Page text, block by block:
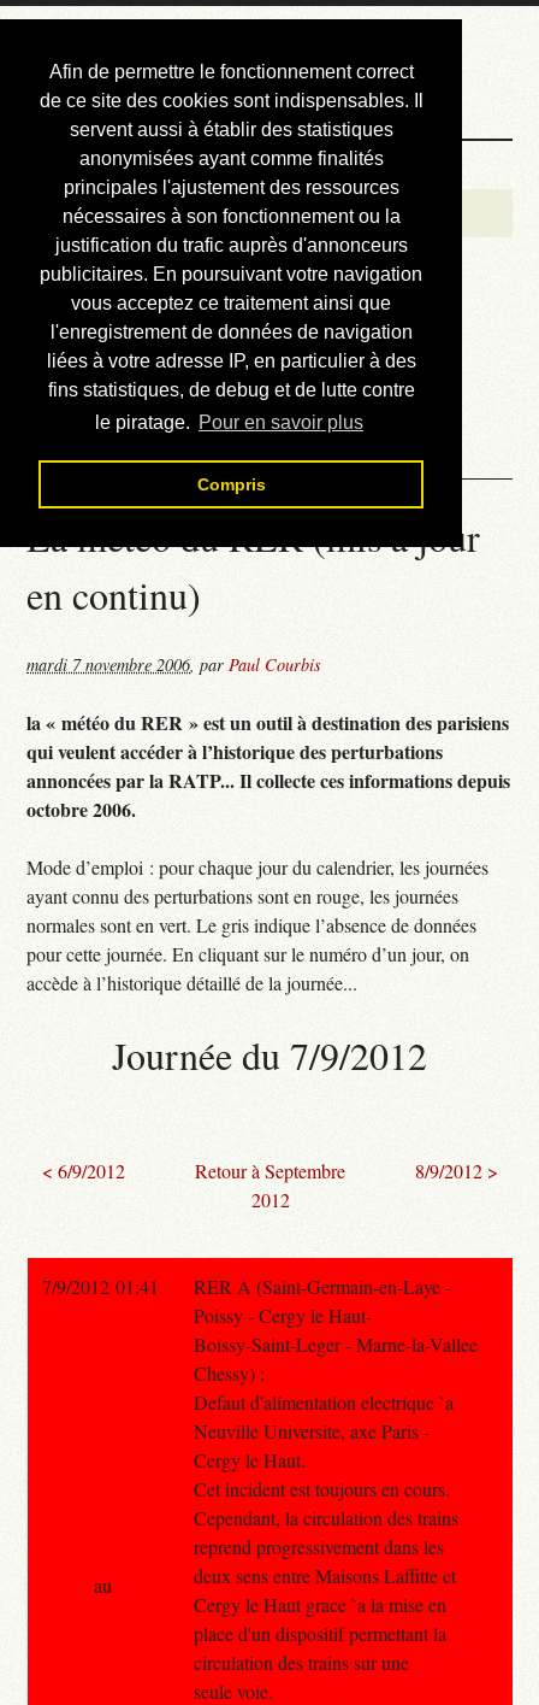
Afin de permettre le fonctionnement correct
de ce site des cookies sont indispensables. Il
servent aussi à établir des statistiques
anonymisées ayant comme finalités
principales l'ajustement des ressources
nécessaires à son fonctionnement ou la
justification du trafic auprès d'annonceurs
publicitaires. En poursuivant votre navigation
vous acceptez ce traitement ainsi que
l'enregistrement de données de navigation
liées à votre adresse IP, en particulier à des
fins statistiques, de debug et de lutte contre
le piratage. Pour en savoir plus
Compris
Courbis, « LE »
Blog Officiel
Bienvenue
Réalisations
Divers (et d’été)
Annonces
Liens externes
Téléchargement
Contact
La météo du RER (mis à jour
en continu)
mardi 7 novembre 2006,parPaul Courbis
la « météo du RER » est un outil à destination des parisiens
qui veulent accéder à l’historique des perturbations
annoncées par la RATP... Il collecte ces informations depuis
octobre 2006.
Mode d’emploi : pour chaque jour du calendrier, les journées
ayant connu des perturbations sont en rouge, les journées
normales sont en vert. Le gris indique l’absence de données
pour cette journée. En cliquant sur le numéro d’un jour, on
accède à l’historique détaillé de la journée...
Journée du 7/9/2012
< 6/9/2012
Retour à Septembre
2012
8/9/2012 >
7/9/2012 01:41
RER A (Saint-Germain-en-Laye -
Poissy - Cergy le Haut-
Boissy-Saint-Leger - Marne-la-Vallee
Chessy) :
Defaut d'alimentation electrique `a
Neuville Universite, axe Paris -
Cergy le Haut.
Cet incident est toujours en cours.
Cependant, la circulation des trains
reprend progressivement dans les
deux sens entre Maisons Laffitte et
Cergy le Haut grace `a la mise en
place d'un dispositif permettant la
circulation des trains sur une
seule voie.
au